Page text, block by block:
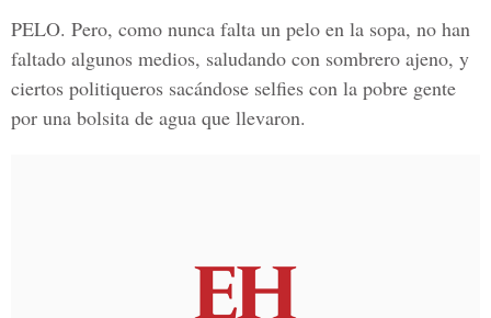
PELO. Pero, como nunca falta un pelo en la sopa, no han
faltado algunos medios, saludando con sombrero ajeno, y
ciertos politiqueros sacándose selfies con la pobre gente
por una bolsita de agua que llevaron.